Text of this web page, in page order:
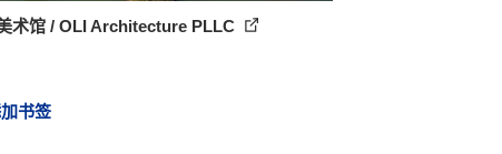
术馆 / OLI Architecture PLLC
书签